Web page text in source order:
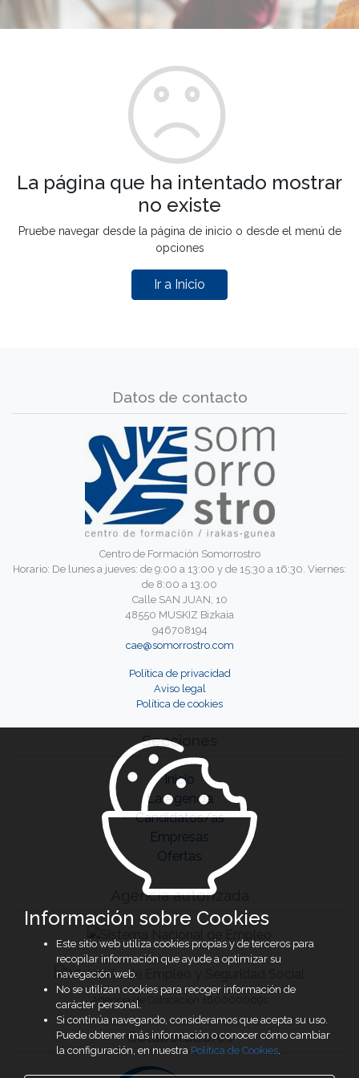
La página que ha intentado mostrar
no existe
Pruebe navegar desde la página de inicio o desde el menú de
opciones
Ir a Inicio
Datos de contacto
Centro de Formación Somorrostro
Horario: De lunes a jueves: de 9:00 a 13:00 y de 15:30 a 16:30. Viernes:
de 8:00 a 13:00
Calle SAN JUAN, 10
48550 MUSKIZ Bizkaia
946708194
cae@somorrostro.com
Política de privacidad
Aviso legal
Política de cookies
Secciones
Inicio
La Agencia
Candidatos/as
Empresas
Ofertas
Agencia autorizada
Agencia de Colocación 1600000091
Colaboradores
Información sobre Cookies
Este sitio web utiliza cookies propias y de terceros para
recopilar información que ayude a optimizar su
navegación web.
No se utilizan cookies para recoger información de
carácter personal.
Si continúa navegando, consideramos que acepta su uso.
Puede obtener más información o conocer cómo cambiar
la configuración, en nuestra Política de Cookies.